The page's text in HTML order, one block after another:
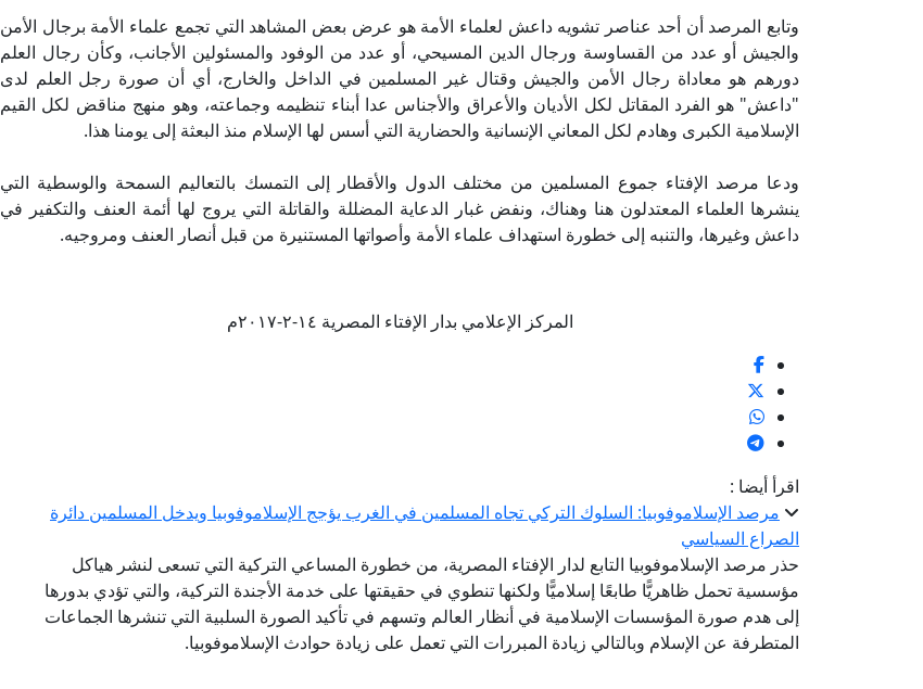
وتابع المرصد أن أحد عناصر تشويه داعش لعلماء الأمة هو عرض بعض المشاهد التي تجمع علماء الأمة برجال الأمن
والجيش أو عدد من القساوسة ورجال الدين المسيحي، أو عدد من الوفود والمسئولين الأجانب، وكأن رجال العلم
دورهم هو معاداة رجال الأمن والجيش وقتال غير المسلمين في الداخل والخارج، أي أن صورة رجل العلم لدى
"داعش" هو الفرد المقاتل لكل الأديان والأعراق والأجناس عدا أبناء تنظيمه وجماعته، وهو منهج مناقض لكل القيم
الإسلامية الكبرى وهادم لكل المعاني الإنسانية والحضارية التي أسس لها الإسلام منذ البعثة إلى يومنا هذا.
ودعا مرصد الإفتاء جموع المسلمين من مختلف الدول والأقطار إلى التمسك بالتعاليم السمحة والوسطية التي
ينشرها العلماء المعتدلون هنا وهناك، ونفض غبار الدعاية المضللة والقاتلة التي يروج لها أئمة العنف والتكفير في
داعش وغيرها، والتنبه إلى خطورة استهداف علماء الأمة وأصواتها المستنيرة من قبل أنصار العنف ومروجيه.
المركز الإعلامي بدار الإفتاء المصرية ١٤-٢-٢٠١٧م
اقرأ أيضا :
مرصد الإسلاموفوبيا: السلوك التركي تجاه المسلمين في الغرب يؤجج الإسلاموفوبيا ويدخل المسلمين دائرة
الصراع السياسي
حذر مرصد الإسلاموفوبيا التابع لدار الإفتاء المصرية، من خطورة المساعي التركية التي تسعى لنشر هياكل
مؤسسية تحمل ظاهريًّا طابعًا إسلاميًّا ولكنها تنطوي في حقيقتها على خدمة الأجندة التركية، والتي تؤدي بدورها
إلى هدم صورة المؤسسات الإسلامية في أنظار العالم وتسهم في تأكيد الصورة السلبية التي تنشرها الجماعات
المتطرفة عن الإسلام وبالتالي زيادة المبررات التي تعمل على زيادة حوادث الإسلاموفوبيا.